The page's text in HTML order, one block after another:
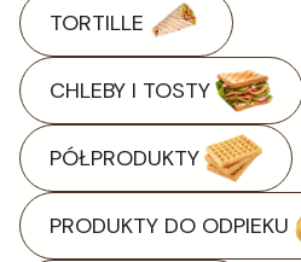
TORTILLE
CHLEBY I TOSTY
PÓŁPRODUKTY
PRODUKTY DO ODPIEKU